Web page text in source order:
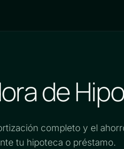
de
completo y el
tu hipoteca o préstamo.